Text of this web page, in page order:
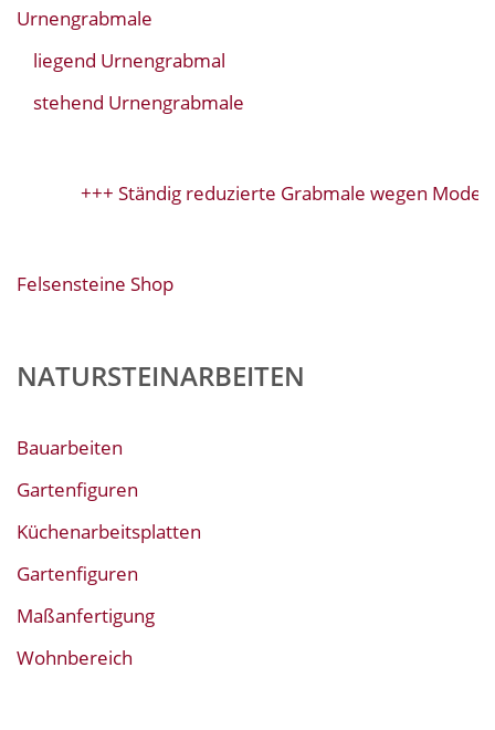
Urnengrabmale
liegend Urnengrabmal
stehend Urnengrabmale
+++ Ständig reduzierte Grabmale wegen
Felsensteine Shop
NATURSTEINARBEITEN
Bauarbeiten
Gartenfiguren
Küchenarbeitsplatten
Gartenfiguren
Maßanfertigung
Wohnbereich